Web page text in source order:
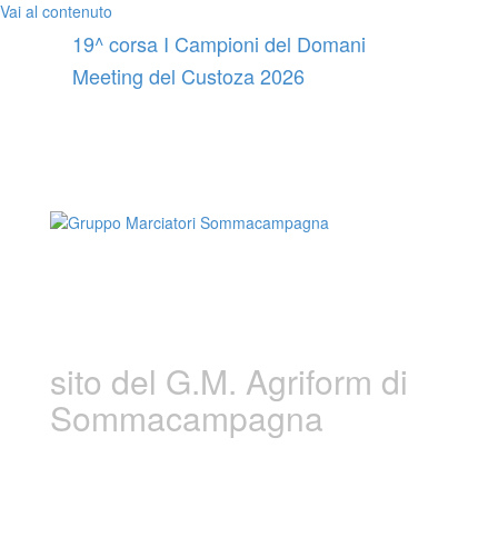
Vai al contenuto
19^ corsa I Campioni del Domani
Meeting del Custoza 2026
sito del G.M. Agriform di
Sommacampagna